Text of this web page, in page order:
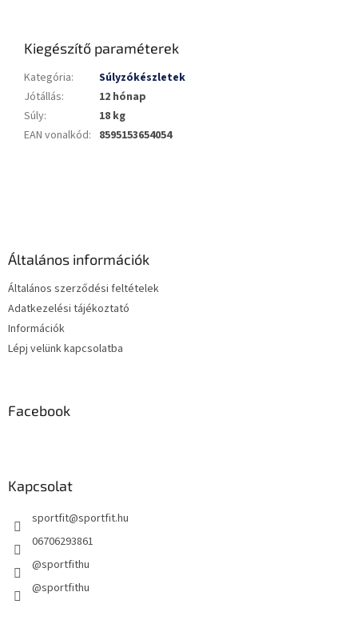
Kiegészítő paraméterek
Kategória:
Súlyzókészletek
Jótállás:
12 hónap
Súly:
18 kg
EAN vonalkód: 8595153654054
Általános információk
Általános szerződési feltételek
Adatkezelési tájékoztató
Információk
Lépj velünk kapcsolatba
Facebook
Kapcsolat
sportfit@sportfit.hu
06706293861
@sportfithu
@sportfithu